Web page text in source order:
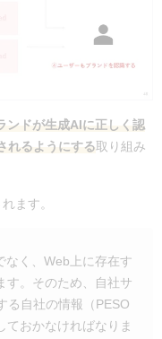
ンドが生成AIに正しく認
れるようにする取り組み
ます。
なく、Web上に存在す
す。そのため、自社サ
る自社の情報（PESO
ておかなければなりま